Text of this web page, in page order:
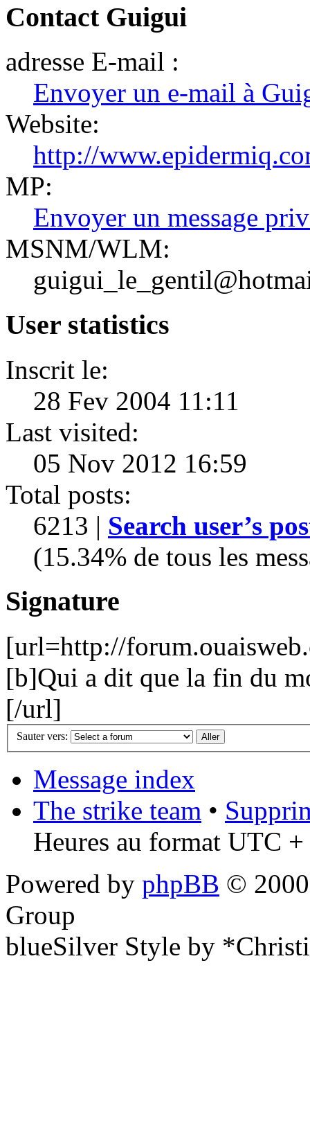
Contact Guigui
adresse E-mail :
Envoyer un e-mail à
Website:
http://
MP:
Envoyer un message
MSNM/WLM:
User statistics
Inscrit le:
28 Fev 2004 11:11
Last visited:
05 Nov 2012 16:59
Total posts:
6213 | Search user’s
(15.34% de tous les
Signature
[url=http://
[b]Qui a dit que la fin du
[/url]
Sauter vers:
Message index
The strike team •
Heures au format UTC
Powered by phpBB ©
Group
blueSilver Style by